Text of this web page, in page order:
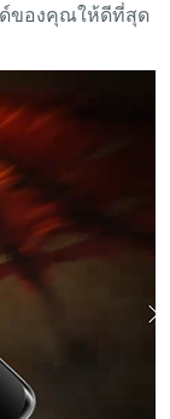
ของคุณให้ดีที่สุด